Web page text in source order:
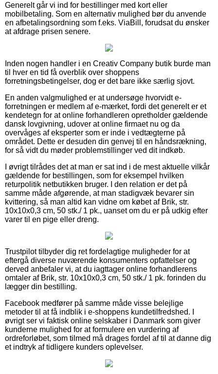
Generelt går vi ind for bestillinger med kort eller
mobilbetaling. Som en alternativ mulighed bør du anvende
en afbetalingsordning som f.eks. ViaBill, forudsat du ønsker
at afdrage prisen senere.
Inden nogen handler i en Creativ Company butik burde man
til hver en tid få overblik over shoppens
forretningsbetingelser, dog er det bare ikke særlig sjovt.
En anden valgmulighed er at undersøge hvorvidt e-
forretningen er medlem af e-mærket, fordi det generelt er et
kendetegn for at online forhandleren opretholder gældende
dansk lovgivning, udover at online firmaet nu og da
overvåges af eksperter som er inde i vedtægterne på
området. Dette er desuden din genvej til en håndsrækning,
for så vidt du møder problemstillinger ved dit indkøb.
I øvrigt tilrådes det at man er sat ind i de mest aktuelle vilkår
gældende for bestillingen, som for eksempel hvilken
returpolitik netbutikken bruger. I den relation er det på
samme måde afgørende, at man stadigvæk bevarer sin
kvittering, så man altid kan vidne om købet af Brik, str.
10x10x0,3 cm, 50 stk./ 1 pk., uanset om du er på udkig efter
varer til en pige eller dreng.
Trustpilot tilbyder dig ret fordelagtige muligheder for at
eftergå diverse nuværende konsumenters opfattelser og
derved anbefaler vi, at du iagttager online forhandlerens
omtaler af Brik, str. 10x10x0,3 cm, 50 stk./ 1 pk. forinden du
lægger din bestilling.
Facebook medfører på samme måde visse belejlige
metoder til at få indblik i e-shoppens kundetilfredshed. I
øvrigt ser vi faktisk online selskaber i Danmark som giver
kunderne mulighed for at formulere en vurdering af
ordreforløbet, som tilmed må drages fordel af til at danne dig
et indtryk af tidligere kunders oplevelser.